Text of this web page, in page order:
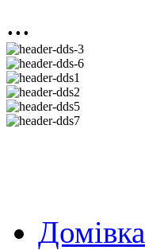
...
Домівка